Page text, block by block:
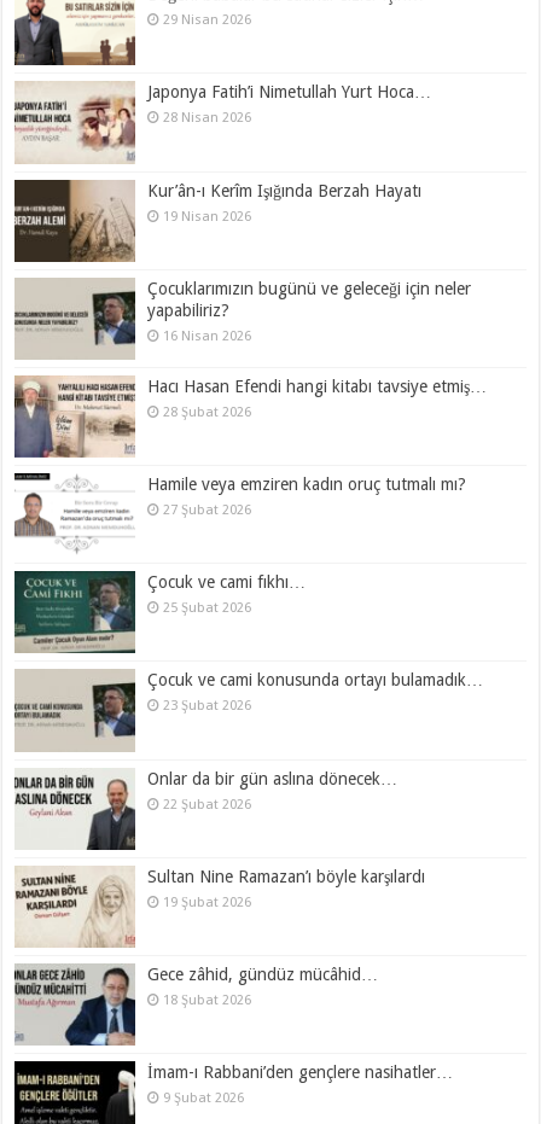
29 Nisan 2026
Japonya Fatih’i Nimetullah Yurt Hoca…
28 Nisan 2026
Kur’ân-ı Kerîm Işığında Berzah Hayatı
19 Nisan 2026
Çocuklarımızın bugünü ve geleceği için neler
yapabiliriz?
16 Nisan 2026
Hacı Hasan Efendi hangi kitabı tavsiye etmiş…
28 Şubat 2026
Hamile veya emziren kadın oruç tutmalı mı?
27 Şubat 2026
Çocuk ve cami fıkhı…
25 Şubat 2026
Çocuk ve cami konusunda ortayı bulamadık…
23 Şubat 2026
Onlar da bir gün aslına dönecek…
22 Şubat 2026
Sultan Nine Ramazan’ı böyle karşılardı
19 Şubat 2026
Gece zâhid, gündüz mücâhid…
18 Şubat 2026
İmam-ı Rabbani’den gençlere nasihatler…
9 Şubat 2026